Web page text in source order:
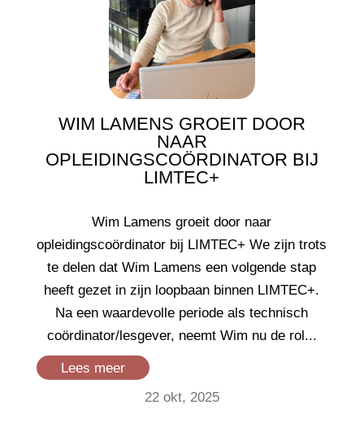
WIM LAMENS GROEIT DOOR
NAAR
OPLEIDINGSCOÖRDINATOR BIJ
LIMTEC+
22 okt, 2025
Wim Lamens groeit door naar
opleidingscoördinator bij LIMTEC+ We zijn trots
te delen dat Wim Lamens een volgende stap
heeft gezet in zijn loopbaan binnen LIMTEC+.
Na een waardevolle periode als technisch
coördinator/lesgever, neemt Wim nu de rol...
Lees meer